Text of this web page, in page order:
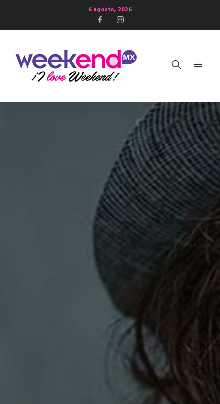
6 agosto, 2026